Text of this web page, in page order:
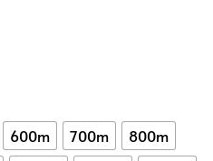
600m 700m
800m